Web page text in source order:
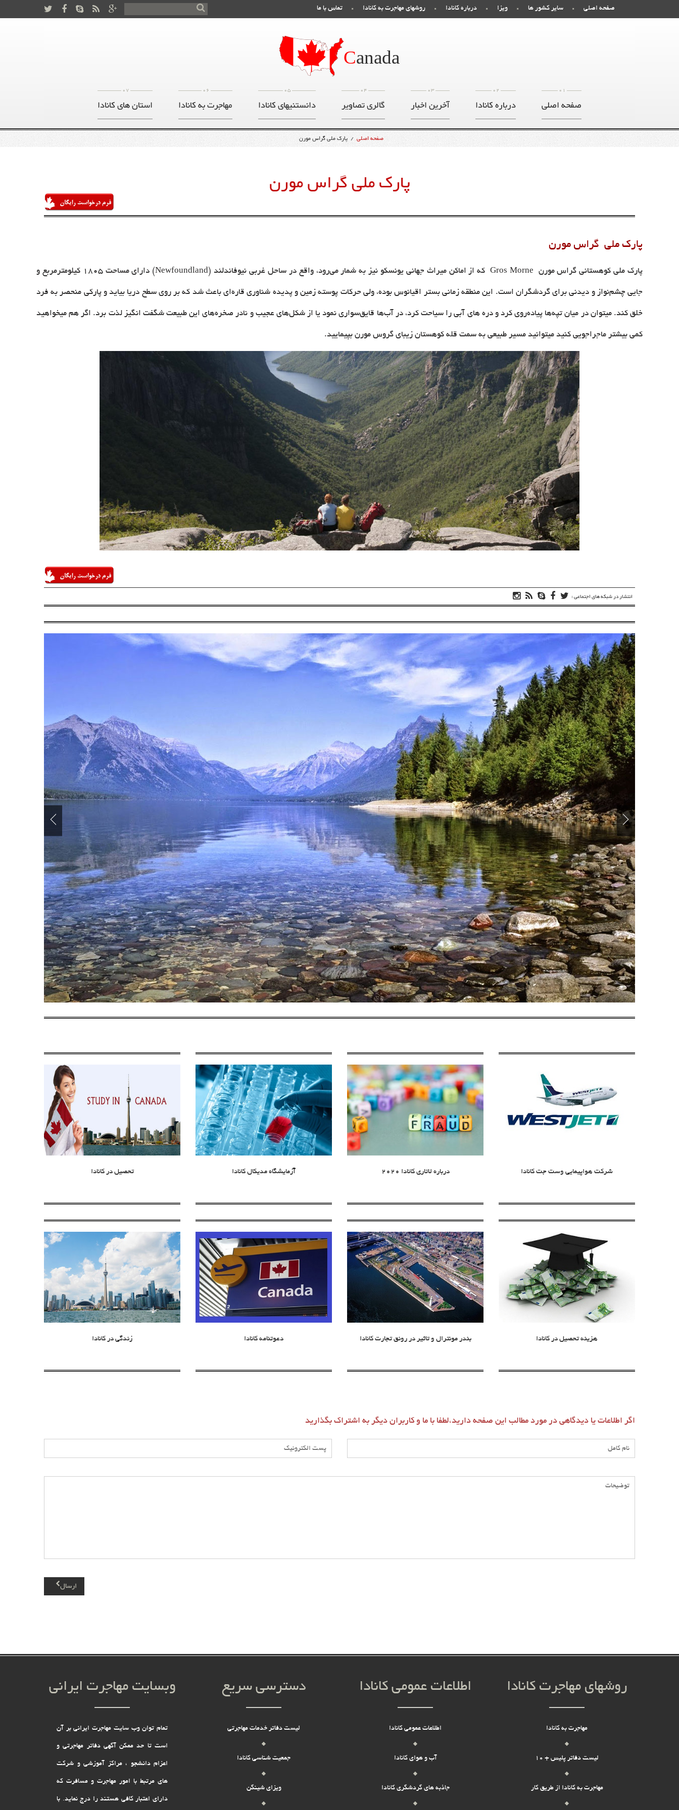
تماس با ما روشهای مهاجرت به کانادا درباره کانادا ویزا سایر کشور ها صفحه اصلی
Canada
07
استان های کانادا
06
مهاجرت به کانادا
05
دانستنیهای کانادا
04
گالری تصاویر
03
آخرین اخبار
02
درباره کانادا
01
صفحه اصلی
صفحه اصلی /پارک ملی گراس مورن
پارک ملی گراس مورن
پارک ملی گراس مورن
پارک ملی کوهستانی گراس مورن Gros Morne که از اماکن میراث جهانی یونسکو نیز به شمار می‌رود، واقع در ساحل غربی نیوفاندلند (Newfoundland) دارای مساحت 1805 کیلومترمربع و
جایی چشم‌نواز و دیدنی برای گردشگران است. این منطقه زمانی بستر اقیانوس بوده، ولی حرکات پوسته زمین و پدیده شناوری قاره‌ای باعث شد که بر روی سطح دریا بیاید و پارکی منحصر به فرد
خلق کند. میتوان در میان تپه‌ها پیاده‌روی کرد و دره های آبی را سیاحت کرد، در آب‌ها قایق‌سواری نمود یا از شکل‌های عجیب و نادر صخره‌های این طبیعت شگفت انگیز لذت برد. اگر هم میخواهید
کمی بیشتر ماجراجویی کنید میتوانید مسیر طبیعی به سمت قله کوهستان زیبای گروس مورن بپیمایید.
انتشار در شبکه های اجتماعی :
تحصیل در کانادا آزمایشگاه مدیکال کانادا درباره لاتاری کانادا 2020 شرکت هواپیمایی وست جت کانادا
زندگی در کانادا دعوتنامه کانادا بندر مونترال و تاثیر در رونق تجارت کانادا هزینه تحصیل در کانادا
اگر اطلاعات یا دیدگاهی در مورد مطالب این صفحه دارید،لطفا با ما و کاربران دیگر به اشتراک بگذارید
ارسال
وبسایت مهاجرت ایرانی
تمام توان وب سایت مهاجرت ایرانی بر آن
است تا حد ممکن آگهی دفاتر مهاجرتی و
اعزام دانشجو ، مراکز آموزشی و شرکت
های مرتبط با امور مهاجرت و مسافرت که
دارای اعتبار کافی هستند را درج نماید. با
دسترسی سریع
لیست دفاتر خدمات مهاجرتی
جمعیت شناسی کانادا
ویزای شینگن
اطلاعات عمومی کانادا
اطلاعات عمومی کانادا
آب و هوای کانادا
جاذبه های گردشگری کانادا
روشهای مهاجرت کانادا
مهاجرت به کانادا
لیست دفاتر پلیس + 10
مهاجرت به کانادا از طریق کار